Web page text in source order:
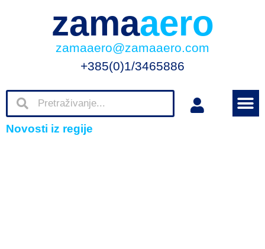
zamaaero
zamaaero@zamaaero.com
+385(0)1/3465886
Novosti iz regije